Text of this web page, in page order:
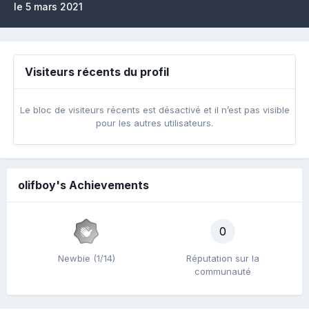
le 5 mars 2021
Visiteurs récents du profil
Le bloc de visiteurs récents est désactivé et il n’est pas visible
pour les autres utilisateurs.
olifboy's Achievements
Newbie (1/14)
0
Réputation sur la
communauté